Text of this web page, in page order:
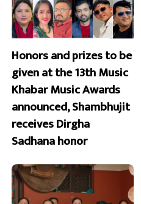
Honors and prizes to be
given at the 13th Music
Khabar Music Awards
announced, Shambhujit
receives Dirgha
Sadhana honor